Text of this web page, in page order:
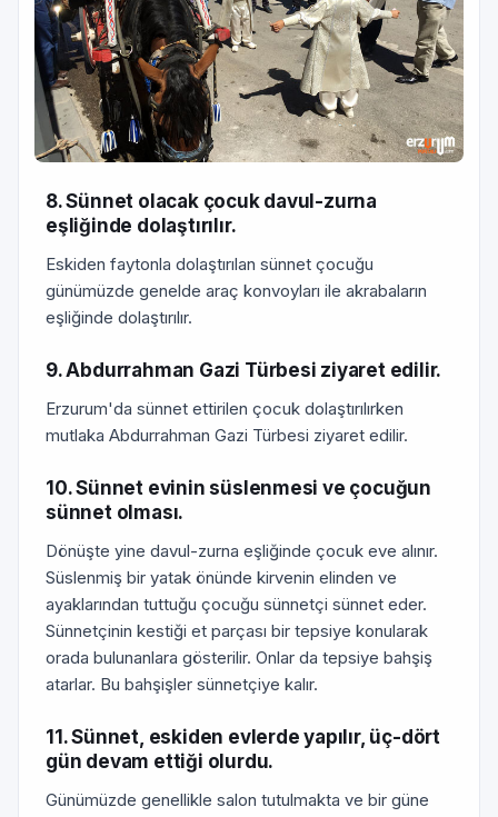
8. Sünnet olacak çocuk davul-zurna
eşliğinde dolaştırılır.
Eskiden faytonla dolaştırılan sünnet çocuğu
günümüzde genelde araç konvoyları ile akrabaların
eşliğinde dolaştırılır.
9. Abdurrahman Gazi Türbesi ziyaret edilir.
Erzurum'da sünnet ettirilen çocuk dolaştırılırken
mutlaka Abdurrahman Gazi Türbesi ziyaret edilir.
10. Sünnet evinin süslenmesi ve çocuğun
sünnet olması.
Dönüşte yine davul-zurna eşliğinde çocuk eve alınır.
Süslenmiş bir yatak önünde kirvenin elinden ve
ayaklarından tuttuğu çocuğu sünnetçi sünnet eder.
Sünnetçinin kestiği et parçası bir tepsiye konularak
orada bulunanlara gösterilir. Onlar da tepsiye bahşiş
atarlar. Bu bahşişler sünnetçiye kalır.
11. Sünnet, eskiden evlerde yapılır, üç-dört
gün devam ettiği olurdu.
Günümüzde genellikle salon tutulmakta ve bir güne